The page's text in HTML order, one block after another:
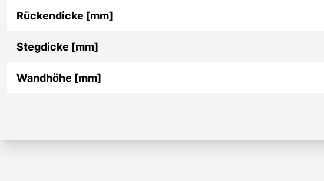
Rückendicke [mm]
Stegdicke [mm]
Wandhöhe [mm]